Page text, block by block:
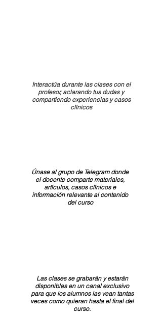
Interactúa durante las clases con el
profesor, aclarando tus dudas y
compartiendo experiencias y casos
clínicos
Únase al grupo de Telegram donde
el docente comparte materiales,
artículos, casos clínicos e
información relevante al contenido
del curso
Las clases se grabarán y estarán
disponibles en un canal exclusivo
para que los alumnos las vean tantas
veces como quieran hasta el final del
curso.